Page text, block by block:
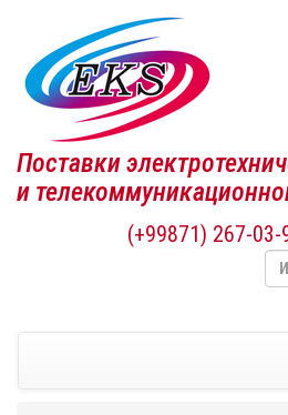
Поставки
и
(+99871) 267-03-